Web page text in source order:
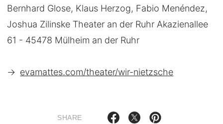
Bernhard Glose, Klaus Herzog, Fabio Menéndez,
Joshua Zilinske Theater an der Ruhr Akazienallee
61 - 45478 Mülheim an der Ruhr
→ evamattes.com/theater/wir-nietzsche
SHARE